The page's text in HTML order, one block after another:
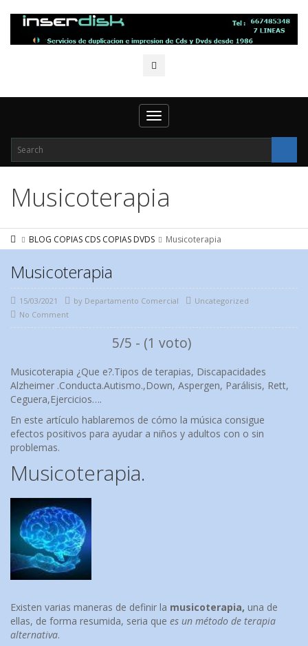
Toggle
navigation
Musicoterapia
BLOG COPIAS CDS COPIAS DVDS Musicoterapia
Musicoterapia
15/03/2021 by Departamento Comercial
Uncategorized
No Comment
5/5 - (1 voto)
Musicoterapia ¿Que e?.Tipos de terapias, Discapacidades
Alzheimer .Conducta.Autismo.,Down, Aspergen, Parálisis, Rett,
Ceguera,Ejercicios….
En este artículo hablaremos de cómo la música consigue
efectos positivos para ayudar a niños y adultos con o sin
problemas.
Musicoterapia.
Existen varias maneras de definir la musicoterapia, una de
ellas, de forma resumida, seria que es un método de terapia
alternativa.